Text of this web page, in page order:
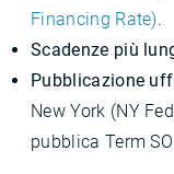
Financing Rate).
Scadenze più
Pubblicazione
New York (NY
pubblica Term